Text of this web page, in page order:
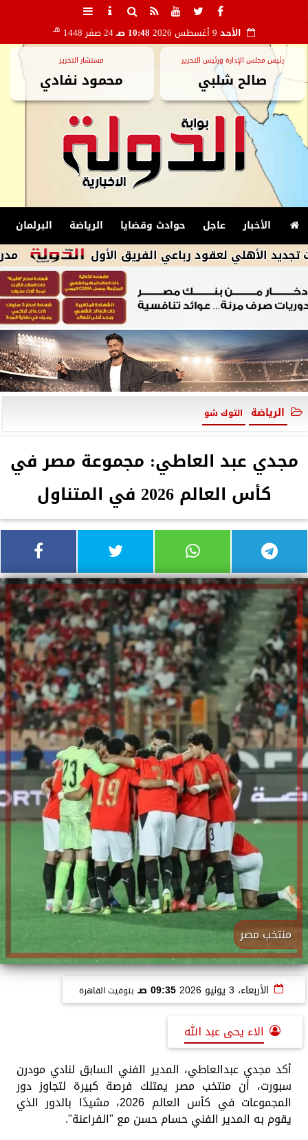
الأحد 10:48 صـ 24 صفر 1448 هـ
رئيس مجلس الإدارة ورئيس التحرير
صالح شلبي
مستشار التحرير
محمود نفادي
الأخبار عاجل حوادث وقضايا الرياضة البرلمان
مدرب لعقود رباعي الفريق الأول
الرياضة التوك شو
مجدي عبد العاطي: مجموعة مصر في
كأس العالم 2026 في المتناول
منتخب مصر
الأربعاء، 3 يونيو 2026 09:35 صـ بتوقيت القاهرة
الاء يحى عبد الله
أكد مجدي عبدالعاطي، المدير الفني السابق لنادي مودرن
سبورت، أن منتخب مصر يمتلك فرصة كبيرة لتجاوز دور
المجموعات في كأس العالم 2026، مشيدًا بالدور الذي
يقوم به المدير الفني حسام حسن مع "الفراعنة".